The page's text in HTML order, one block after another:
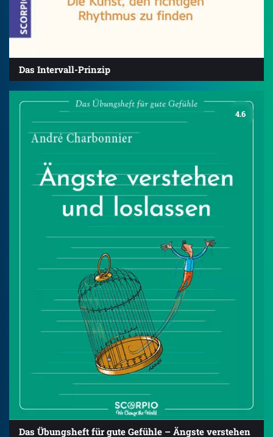
Das Intervall-Prinzip
4.6
Das Übungsheft für gute Gefühle – Ängste verstehen